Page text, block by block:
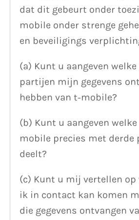
dat dit gebeurt onder
mobile onder strenge
en beveiligings
(a) Kunt u aangeven welke
partijen mijn gegevens
hebben van t-mobile?
(b) Kunt u aangeven
mobile precies met derde
deelt?
(c) Kunt u mij vertellen op
ik in contact kan komen
die gegevens ontvangen